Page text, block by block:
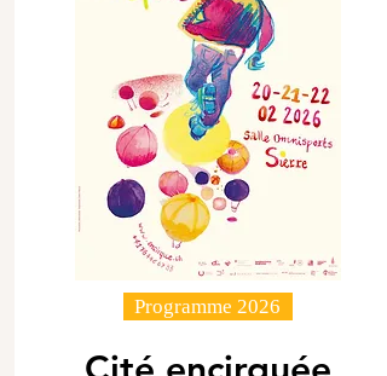
Programme 2026